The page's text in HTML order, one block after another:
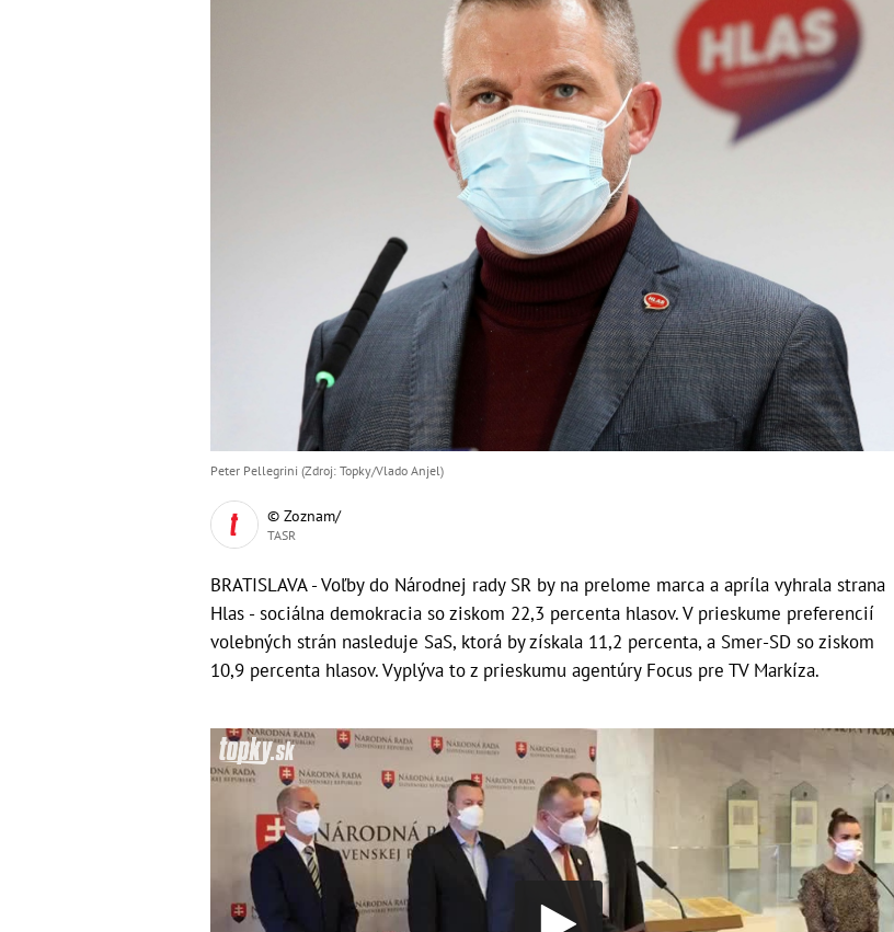
Peter Pellegrini (Zdroj: Topky/Vlado Anjel)
© Zoznam/
TASR
BRATISLAVA - Voľby do Národnej rady SR by na prelome marca a apríla vyhrala strana
Hlas - sociálna demokracia so ziskom 22,3 percenta hlasov. V prieskume preferencií
volebných strán nasleduje SaS, ktorá by získala 11,2 percenta, a Smer-SD so ziskom
10,9 percenta hlasov. Vyplýva to z prieskumu agentúry Focus pre TV Markíza.